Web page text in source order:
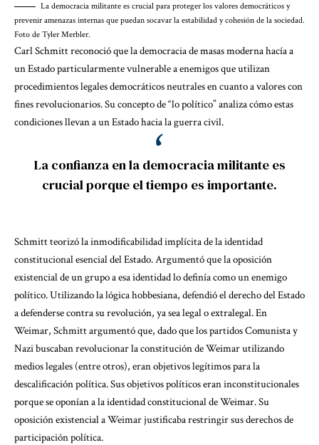
La democracia militante es crucial para proteger los valores democráticos y
prevenir amenazas internas que puedan socavar la estabilidad y cohesión de la sociedad.
Foto de Tyler Merbler.
Carl Schmitt reconoció que la democracia de masas moderna hacía a
un Estado particularmente vulnerable a enemigos que utilizan
procedimientos legales democráticos neutrales en cuanto a valores con
fines revolucionarios. Su concepto de “lo político” analiza cómo estas
condiciones llevan a un Estado hacia la guerra civil.
La confianza en la democracia militante es
crucial porque el tiempo es importante.
Schmitt teorizó la inmodificabilidad implícita de la identidad
constitucional esencial del Estado. Argumentó que la oposición
existencial de un grupo a esa identidad lo definía como un enemigo
político. Utilizando la lógica hobbesiana, defendió el derecho del Estado
a defenderse contra su revolución, ya sea legal o extralegal. En
Weimar, Schmitt argumentóque, dado que los partidos Comunista y
Nazi buscaban revolucionar la constitución de Weimar utilizando
medios legales (entre otros), eran objetivos legítimos para la
descalificación política. Sus objetivos políticos eran inconstitucionales
porque se oponían a la identidad constitucional de Weimar. Su
oposición existencial a Weimar justificaba restringir sus derechos de
participación política.